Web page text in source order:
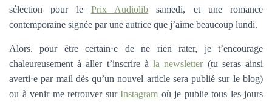
sélection pour le Prix Audiolib samedi, et une romance
contemporaine signée par une autrice que j’aime beaucoup lundi.
Alors, pour être certain⋅e de ne rien rater, je t’encourage
chaleureusement à aller t’inscrire àla newsletter(tu seras ainsi
averti⋅e par mail dès qu’un nouvel article sera publié sur le blog)
ou à venir me retrouver sur Instagram où je publie tous les jours